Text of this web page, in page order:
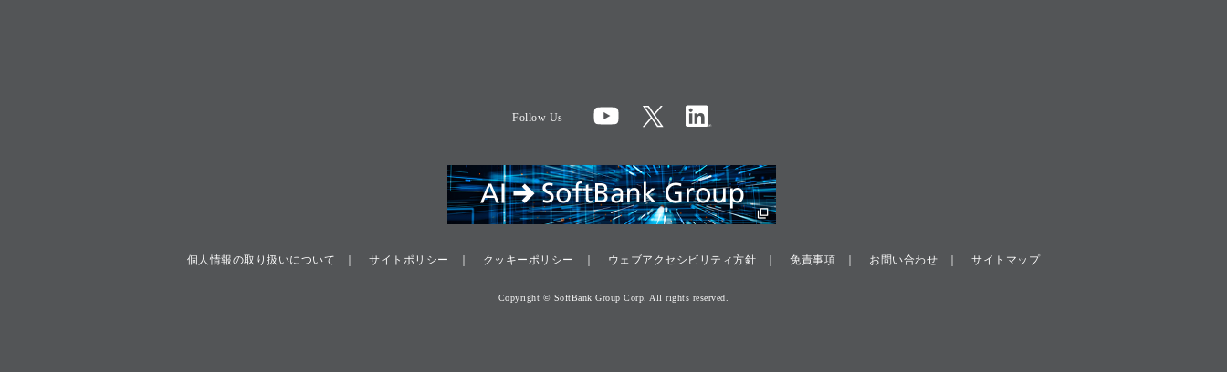
Follow Us
個人情報の取り扱いについて サイトポリシー クッキーポリシー ウェブアクセシビリティ方針 免責事項 お問い合わせ サイトマップ
Copyright © SoftBank Group Corp. All rights reserved.